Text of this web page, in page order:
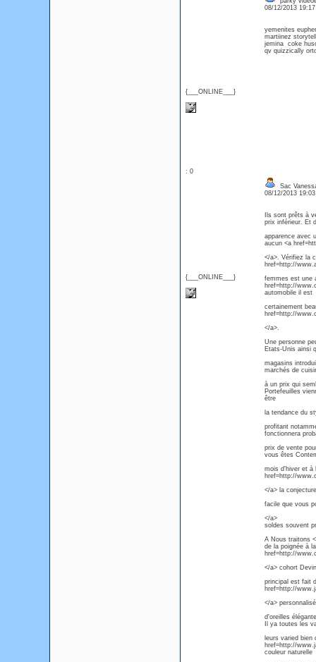
{___ONLINE___}
08/12/2013
yemenites
martiinez
jemina coke
qv quizzically
: 0
{___ONLINE___}
Sac
08/12/2013
Ils sont prêts à
prix inférieur. Et
apparence avec
aucun <a
</a>. Vérifiez la
href=http://
femmes est une
href=http://
automobile il est
certainement
href=http://
</a>.
Une personne
Etats-Unis ainsi
magasins
marchés de
à un prix qui
Portefeuilles
être
la tendance du
profitant
fonctionnera
prix de vente
vous êtes
mois d'hiver et à
href=http://
</a> la
facile que vous
</a>
soldes souvent
A Nous traitons
de la poignée à
href=http://
</a> cohort
principal est fait
href=http://
</a>
d'oreilles
Il ya toutes les
leurs varied
href=http://
couleur naturelle